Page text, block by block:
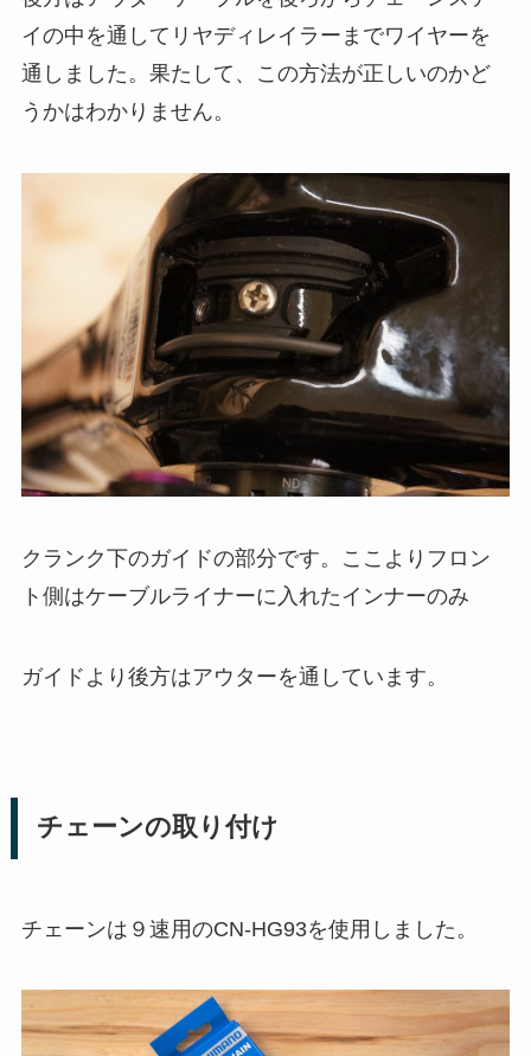
イの中を通してリヤディレイラーまでワイヤーを
通しました。果たして、この方法が正しいのかど
うかはわかりません。
クランク下のガイドの部分です。ここよりフロン
ト側はケーブルライナーに入れたインナーのみ
ガイドより後方はアウターを通しています。
チェーンの取り付け
チェーンは９速用のCN-HG93を使用しました。